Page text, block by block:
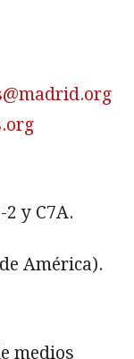
2 y C7A.
América).
medios